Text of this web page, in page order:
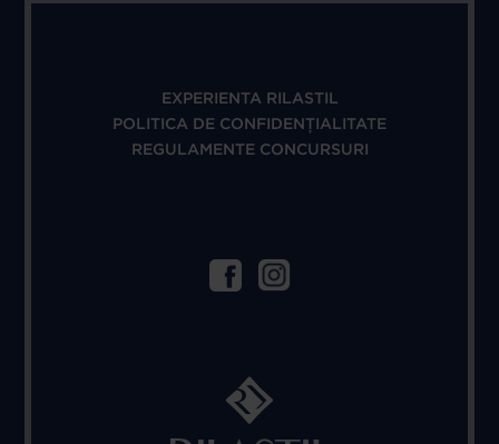
EXPERIENTA RILASTIL
POLITICA DE CONFIDENȚIALITATE
REGULAMENTE CONCURSURI